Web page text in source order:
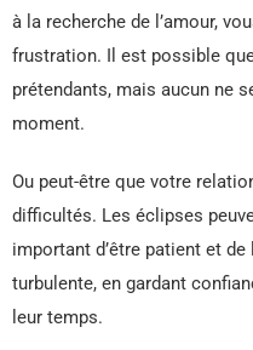
à la recherche de l’amour,
frustration. Il est possible
prétendants, mais aucun ne
moment.
Ou peut-être que votre
difficultés. Les éclipses
important d’être patient et
turbulente, en gardant
leur temps.